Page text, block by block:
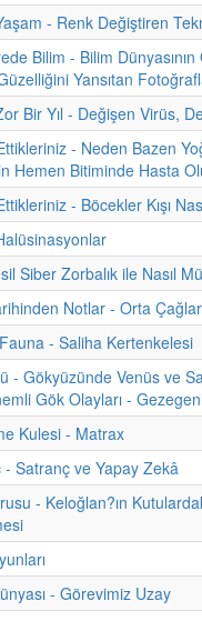
- Renk Değiştiren
Bilim - Bilim
Yansıtan
Bir Yıl - Değişen Virüs,
- Neden Bazen
Hemen Bitiminde Hasta
- Böcekler Kışı
Siber Zorbalık ile Nasıl
Notlar - Orta
- Saliha Kertenkelesi
- Gökyüzünde Venüs ve
Gök Olayları -
Kulesi - Matrax
- Satranç ve Yapay Zekâ
- Keloğlan?ın
- Görevimiz Uzay